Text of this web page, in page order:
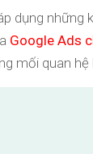
dụng những
Google Ads
mối quan hệ